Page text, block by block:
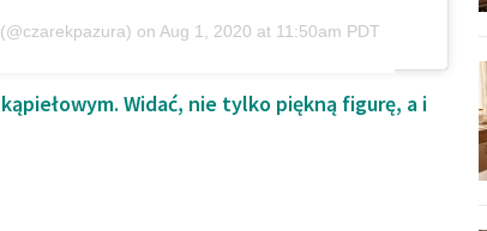
on Aug 1, 2020 at 11:50am PDT
Widać, nie tylko piękną figurę, a i